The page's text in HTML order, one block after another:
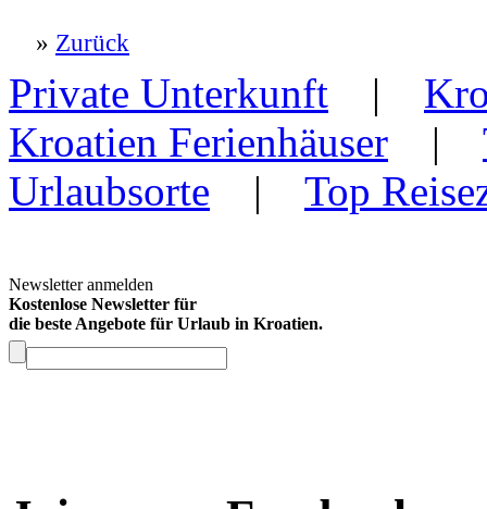
» Zurück
Private Unterkunft |
Kroatien Ferienhäuser |
Urlaubsorte | Top
Newsletter anmelden
Kostenlose Newsletter für
die beste Angebote für Urlaub in Kroatien.